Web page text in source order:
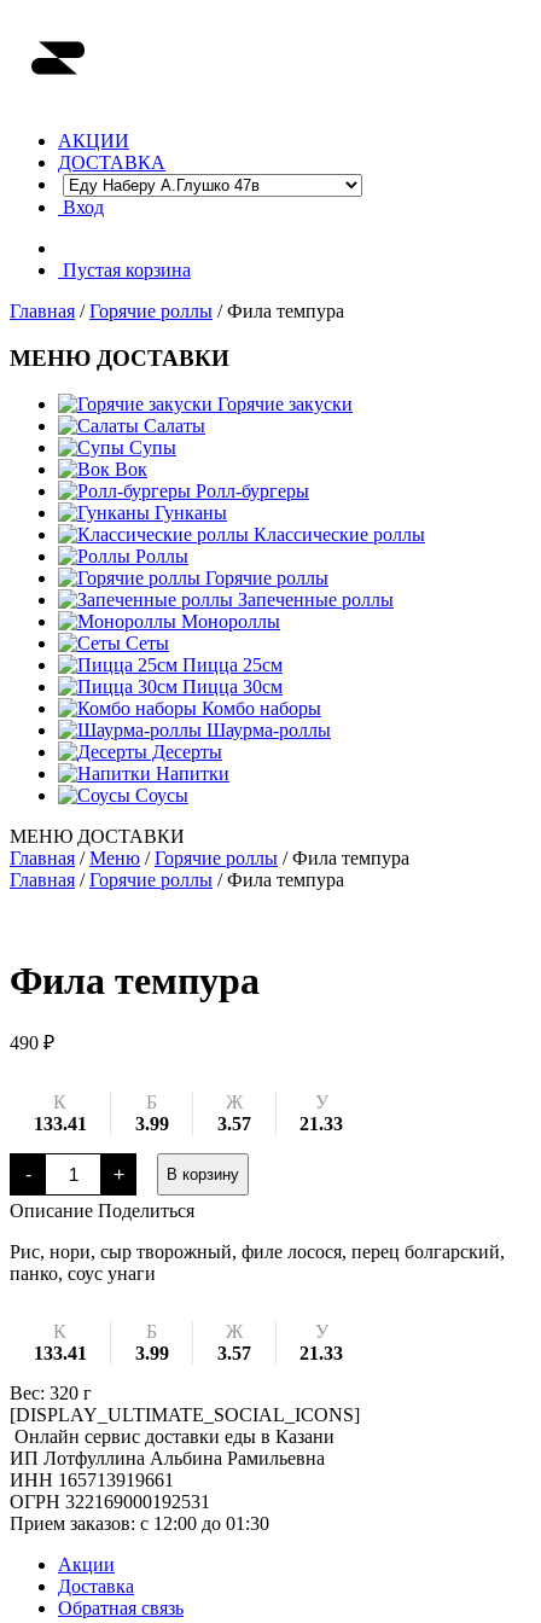
АКЦИИ
ДОСТАВКА
Вход
Пустая корзина
Главная /Горячие роллы / Фила темпура
МЕНЮ ДОСТАВКИ
Горячие закуски
Салаты
Супы
Вок
Ролл-бургеры
Гунканы
Классические роллы
Роллы
Горячие роллы
Запеченные роллы
Монороллы
Сеты
Пицца 25см
Пицца 30см
Комбо наборы
Шаурма-роллы
Десерты
Напитки
Соусы
МЕНЮ ДОСТАВКИ
Главная /Меню /Горячие роллы /Фила темпура
Главная /Горячие роллы / Фила темпура
Фила темпура
490 ₽
К
133.41
Б
3.99
Ж
3.57
У
21.33
-
Количество
товара
Фила
темпура
+ В корзину
Описание Поделиться
Рис, нори, сыр творожный, филе лосося, перец болгарский,
панко, соус унаги
К
133.41
Б
3.99
Ж
3.57
У
21.33
Вес: 320 г
[DISPLAY_ULTIMATE_SOCIAL_ICONS]
Онлайн сервис доставки еды в Казани
ИП Лотфуллина Альбина Рамильевна
ИНН 165713919661
ОГРН 322169000192531
Прием заказов: c 12:00 до 01:30
Акции
Доставка
Обратная связь